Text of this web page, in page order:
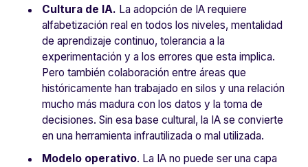
Cultura de IA. La adopción de IA requiere
alfabetización real en todos los niveles, mentalidad
de aprendizaje continuo, tolerancia a la
experimentación y a los errores que esta implica.
Pero también colaboración entre áreas que
históricamente han trabajado en silos y una relación
mucho más madura con los datos y la toma de
decisiones. Sin esa base cultural, la IA se convierte
en una herramienta infrautilizada o mal utilizada.
Modelo operativo. La IA no puede ser una capa